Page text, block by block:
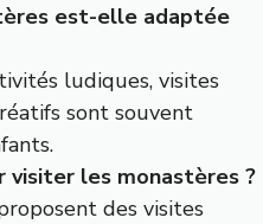
est-elle adaptée
ludiques, visites
sont souvent
visiter les monastères ?
des visites